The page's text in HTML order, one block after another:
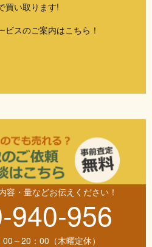
買い取ります!
スのご案内はこちら！
容・量などお伝えください！
940-956
～20：00（木曜定休）